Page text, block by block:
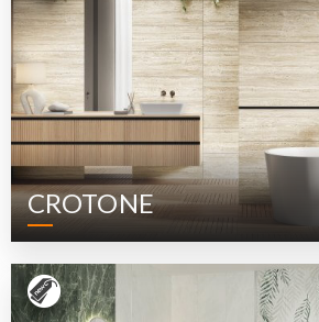
CROTONE